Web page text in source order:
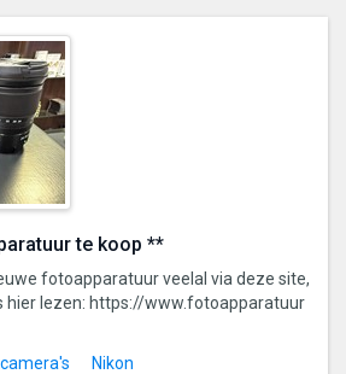
te koop **
fotoapparatuur veelal via deze site,
hier lezen: https://www.fotoapparatuur
Nikon